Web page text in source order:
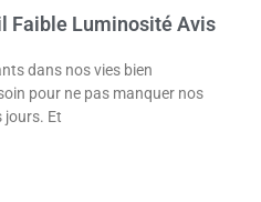
Faible Luminosité Avis
dans nos vies bien
pour ne pas manquer nos
jours. Et